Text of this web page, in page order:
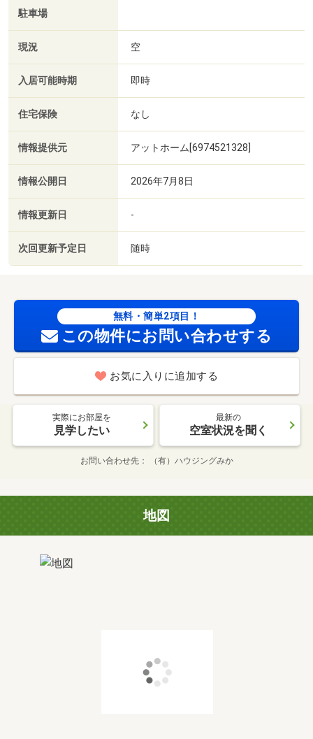
駐車場
現況 空
入居可能時期 即時
住宅保険 なし
情報提供元 アットホーム[6974521328]
情報公開日 2026年7月8日
情報更新日 -
次回更新予定日 随時
無料・簡単2項目！
この物件にお問い合わせする
お気に入りに追加する
実際にお部屋を
見学したい
最新の
空室状況を聞く
お問い合わせ先 （有）ハウジングみか
地図